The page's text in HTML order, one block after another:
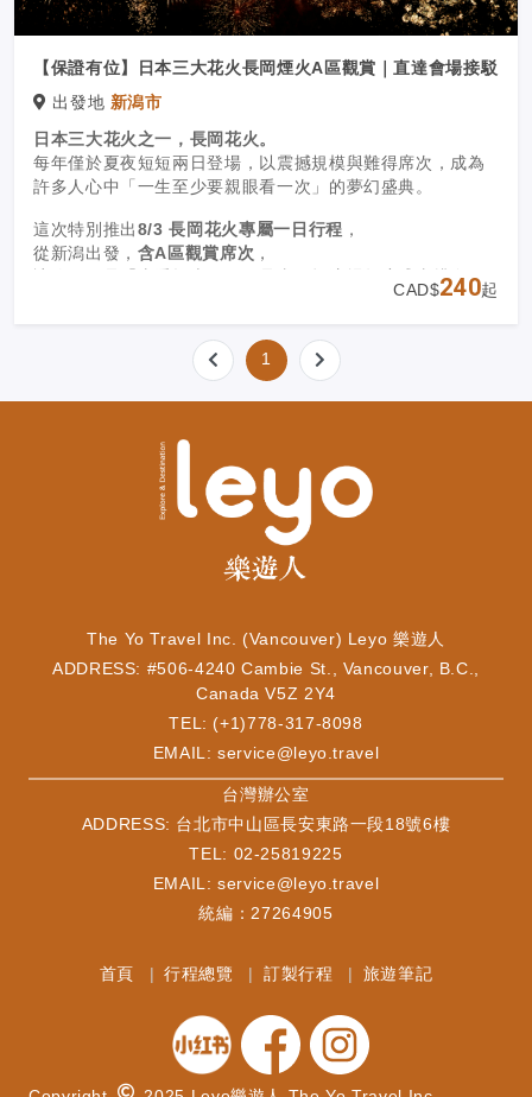
【保證有位】日本三大花火長岡煙火A區觀賞｜直達會場接駁
出發地 新潟市
日本三大花火之一，長岡花火。
每年僅於夏夜短短兩日登場，以震撼規模與難得席次，成為
許多人心中「一生至少要親眼看一次」的夢幻盛典。
這次特別推出8/3 長岡花火專屬一日行程 ，
從新潟出發， 含A區觀賞席次 ，
讓你不只是「去看煙火」，而是真正把這場年度盛事排進旅
CAD$240起
1
The Yo Travel Inc. (Vancouver) Leyo 樂遊人
ADDRESS: #506-4240 Cambie St., Vancouver, B.C.,
Canada V5Z 2Y4
TEL: (+1)778-317-8098
EMAIL:service@leyo.travel
​台灣辦公室
ADDRESS: 台北市中山區長安東路一段18號6樓
TEL: 02-25819225
EMAIL:service@leyo.travel
統編：27264905
首頁 行程總覽 訂製行程 旅遊筆記